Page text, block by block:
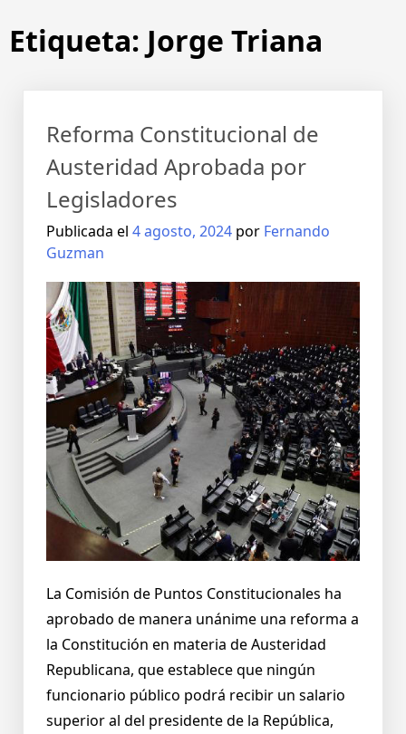
Etiqueta: Jorge Triana
Reforma Constitucional de
Austeridad Aprobada por
Legisladores
Publicada el 4 agosto, 2024 por Fernando
Guzman
La Comisión de Puntos Constitucionales ha
aprobado de manera unánime una reforma a
la Constitución en materia de Austeridad
Republicana, que establece que ningún
funcionario público podrá recibir un salario
superior al del presidente de la República,